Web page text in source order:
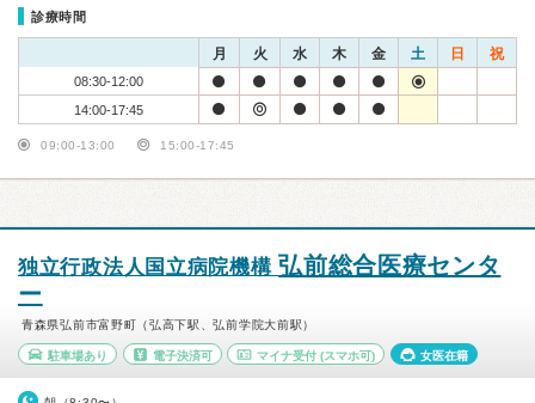
診療時間
月 火 水 木 金 土 日 祝
08:30-12:00
14:00-17:45
09:00-13:00 15:00-17:45
独立行政法人国立病院機構 弘前総合医療センタ
ー
青森県弘前市富野町（弘高下駅、弘前学院大前駅）
駐車場あり 電子決済可 マイナ受付 (スマホ可) 女医在籍